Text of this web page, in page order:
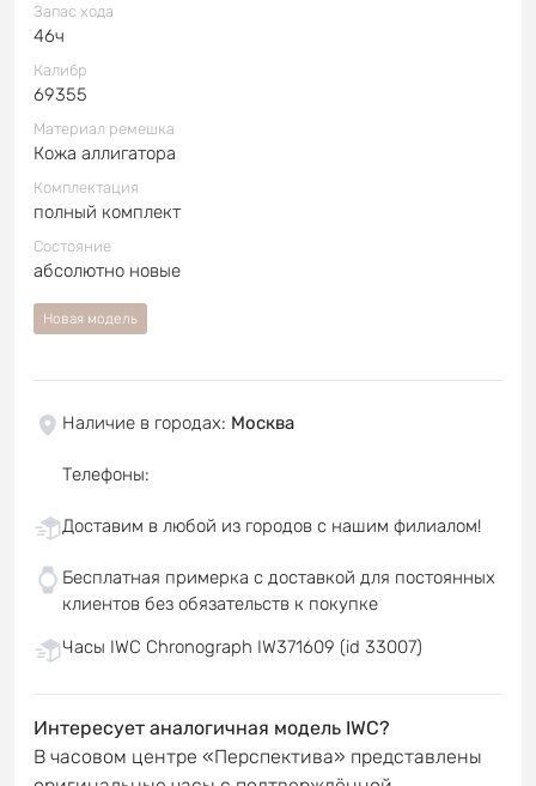
Запас хода
46ч
Калибр
69355
Материал ремешка
Кожа аллигатора
Комплектация
полный комплект
Состояние
абсолютно новые
Новая модель
Наличие в городах: Москва
Телефоны:
Доставим в любой из городов с нашим филиалом!
Бесплатная примерка с доставкой для постоянных
клиентов без обязательств к покупке
Часы IWC Chronograph IW371609 (id 33007)
Интересует аналогичная модель IWC?
В часовом центре «Перспектива» представлены